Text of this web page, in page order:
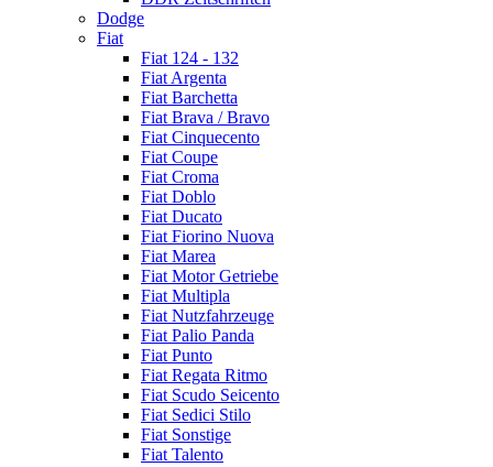
Dodge
Fiat
Fiat 124 - 132
Fiat Argenta
Fiat Barchetta
Fiat Brava / Bravo
Fiat Cinquecento
Fiat Coupe
Fiat Croma
Fiat Doblo
Fiat Ducato
Fiat Fiorino Nuova
Fiat Marea
Fiat Motor Getriebe
Fiat Multipla
Fiat Nutzfahrzeuge
Fiat Palio Panda
Fiat Punto
Fiat Regata Ritmo
Fiat Scudo Seicento
Fiat Sedici Stilo
Fiat Sonstige
Fiat Talento